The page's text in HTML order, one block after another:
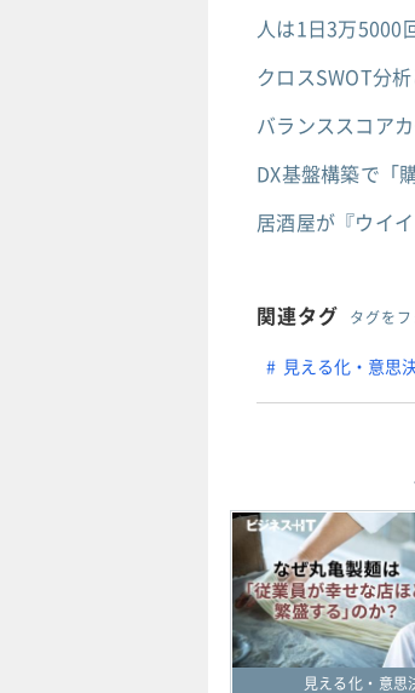
人は1日3万5000
クロスSWOT分
バランススコア
DX基盤構築で「
居酒屋が『ウイ
関連タグ タグを
見える化・意思
見える化・意思